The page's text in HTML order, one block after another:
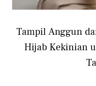
Tampil Anggun
Hijab Kekinian